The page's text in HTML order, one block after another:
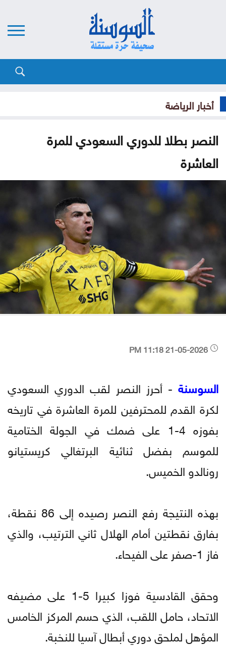
أخبار الرياضة
النصر بطلا للدوري السعودي للمرة
العاشرة
السوسنة - أحرز النصر لقب الدوري السعودي
لكرة القدم للمحترفين للمرة العاشرة في تاريخه
بفوزه 4-1 على ضمك في الجولة الختامية
للموسم بفضل ثنائية البرتغالي كريستيانو
رونالدو الخميس.
بهذه النتيجة رفع النصر رصيده إلى 86 نقطة،
بفارق نقطتين أمام الهلال ثاني الترتيب، والذي
فاز 1-صفر على الفيحاء.
وحقق القادسية فوزا كبيرا 5-1 على مضيفه
الاتحاد، حامل اللقب، الذي حسم المركز الخامس
المؤهل لملحق دوري أبطال آسيا للنخبة.